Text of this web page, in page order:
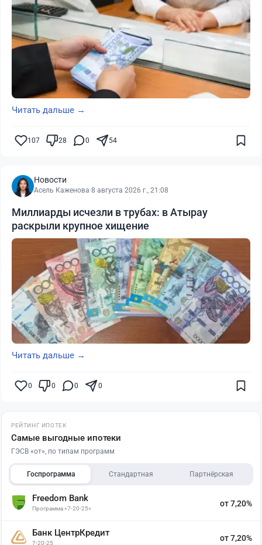
Читать дальше →
107 28 0 54
Новости
Асель Каженова·8 августа 2026 г., 21:08
Миллиарды исчезли в трубах: в Атырау
раскрыли крупное хищение
Читать дальше →
0 0 0 0
РЕЙТИНГ ИПОТЕК
Самые выгодные ипотеки
ГЭСВ «от», по типам программ
Госпрограмма Стандартная Партнёрская
Freedom Bank
Программа «7-20-25»
от 7,20%
Банк ЦентрКредит
7-20-25
от 7,20%